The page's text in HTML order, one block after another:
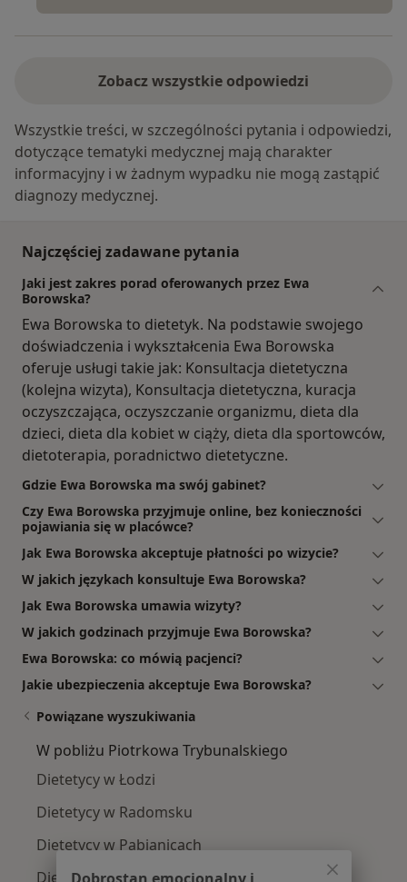
Zobacz wszystkie odpowiedzi
Wszystkie treści, w szczególności pytania i odpowiedzi,
dotyczące tematyki medycznej mają charakter
informacyjny i w żadnym wypadku nie mogą zastąpić
diagnozy medycznej.
Najczęściej zadawane pytania
Jaki jest zakres porad oferowanych przez Ewa
Borowska?
Ewa Borowska to dietetyk. Na podstawie swojego
doświadczenia i wykształcenia Ewa Borowska
oferuje usługi takie jak: Konsultacja dietetyczna
(kolejna wizyta), Konsultacja dietetyczna, kuracja
oczyszczająca, oczyszczanie organizmu, dieta dla
dzieci, dieta dla kobiet w ciąży, dieta dla sportowców,
dietoterapia, poradnictwo dietetyczne.
Gdzie Ewa Borowska ma swój gabinet?
Czy Ewa Borowska przyjmuje online, bez konieczności
pojawiania się w placówce?
Jak Ewa Borowska akceptuje płatności po wizycie?
W jakich językach konsultuje Ewa Borowska?
Jak Ewa Borowska umawia wizyty?
W jakich godzinach przyjmuje Ewa Borowska?
Ewa Borowska: co mówią pacjenci?
Jakie ubezpieczenia akceptuje Ewa Borowska?
Powiązane wyszukiwania
W pobliżu Piotrkowa Trybunalskiego
Dietetycy w Łodzi
Dietetycy w Radomsku
Dietetycy w Pabianicach
Dietetycy w Bełchatowie